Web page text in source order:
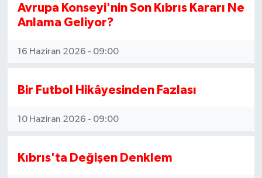
Avrupa Konseyi'nin Son Kıbrıs Kararı Ne
Anlama Geliyor?
16 Haziran 2026 - 09:00
Bir Futbol Hikâyesinden Fazlası
10 Haziran 2026 - 09:00
Kıbrıs'ta Değişen Denklem